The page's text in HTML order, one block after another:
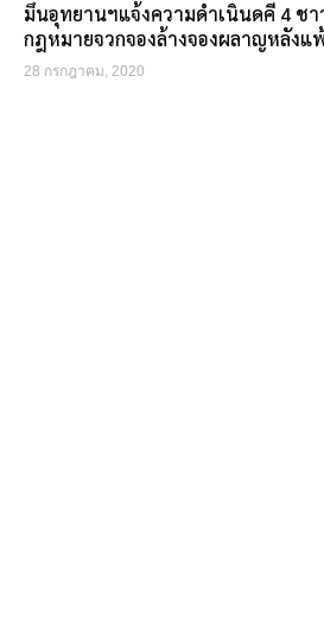
มึนอุทยานฯแจ้งความดำเนินดคี 4 ช
กฎหมายจวกจองล้างจองผลาญหลังแ
28 กรกฎาคม, 2020